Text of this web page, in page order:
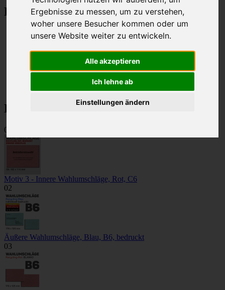
Ergebnisse zu messen, um zu verstehen,
woher unsere Besucher kommen oder um
unsere Website weiter zu entwickeln.
Alle akzeptieren
Ich lehne ab
Einstellungen ändern
Kategorien
Betriebsratswahl 2026
Innere Wahlumschläge
Äußere Wahlumschläge
Zweiseitige Wahlumschläge
Selbstklebende Wahlumschläge
Bestseller
01
Motiv 3 - Innere Wahlumschläge, Rot, C6
02
Äußere Wahlumschläge, Blau, B6, bedruckt
03